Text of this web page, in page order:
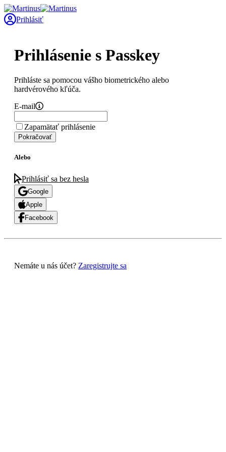
Prihlásiť
Prihlásenie s Passkey
Prihláste sa pomocou vášho biometrického alebo
hardvérového kľúča.
E-mail
Zapamätať prihlásenie
Pokračovať
Alebo
Prihlásiť sa bez hesla
Google
Apple
Facebook
Nemáte u nás účet? Zaregistrujte sa